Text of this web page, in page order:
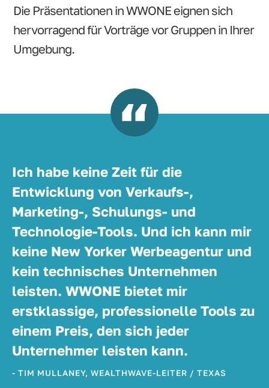
Die Präsentationen in WWONE eignen sich
hervorragend für Vorträge vor Gruppen in Ihrer
Umgebung.
Ich habe keine Zeit für die
Entwicklung von Verkaufs-,
Marketing-, Schulungs- und
Technologie-Tools. Und ich kann mir
keine New Yorker Werbeagentur und
kein technisches Unternehmen
leisten. WWONE bietet mir
erstklassige, professionelle Tools zu
einem Preis, den sich jeder
Unternehmer leisten kann.
- TIM MULLANEY, WEALTHWAVE-LEITER / TEXAS